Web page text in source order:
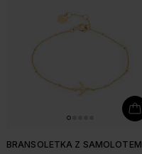
BRANSOLETKA Z SAMOLOTEM